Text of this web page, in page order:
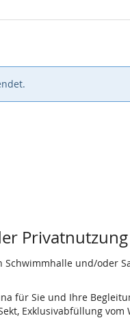
und/oder
für Sie und Ihre
Exklusivabfüllung vom